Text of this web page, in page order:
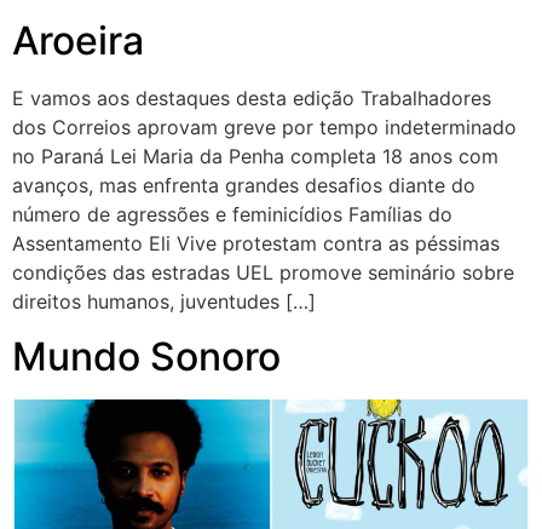
Aroeira
E vamos aos destaques desta edição Trabalhadores
dos Correios aprovam greve por tempo indeterminado
no Paraná Lei Maria da Penha completa 18 anos com
avanços, mas enfrenta grandes desafios diante do
número de agressões e feminicídios Famílias do
Assentamento Eli Vive protestam contra as péssimas
condições das estradas UEL promove seminário sobre
direitos humanos, juventudes […]
Mundo Sonoro